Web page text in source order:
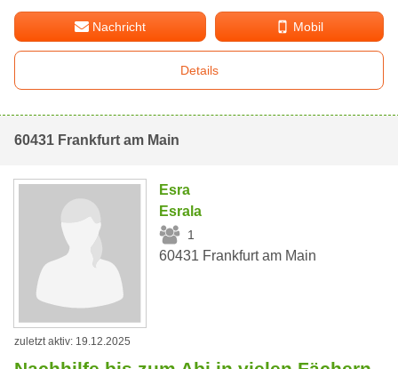
Nachricht Mobil
Details
60431 Frankfurt am Main
Esra
Esrala
1
60431 Frankfurt am Main
zuletzt aktiv: 19.12.2025